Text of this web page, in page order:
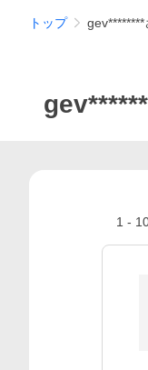
トップ
1 -